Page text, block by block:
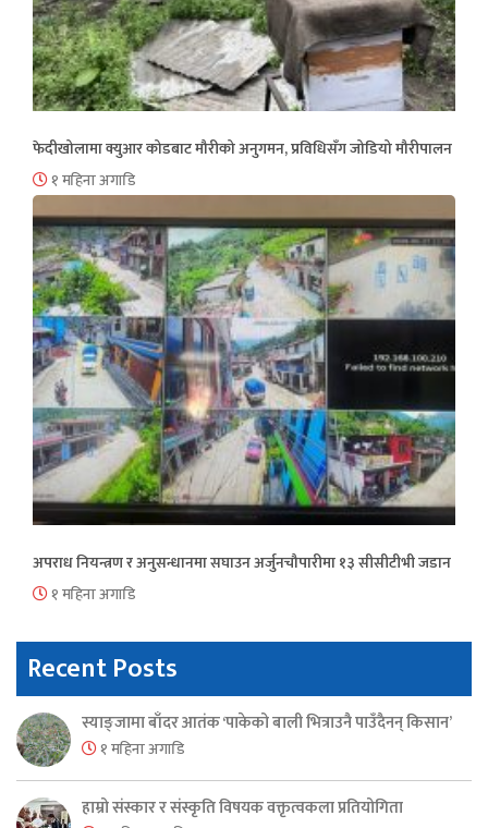
फेदीखोलामा क्युआर कोडबाट मौरीको अनुगमन, प्रविधिसँग जोडियो मौरीपालन
१ महिना अगाडि
अपराध नियन्त्रण र अनुसन्धानमा सघाउन अर्जुनचौपारीमा १३ सीसीटीभी जडान
१ महिना अगाडि
Recent Posts
स्याङ्जामा बाँदर आतंक ‘पाकेको बाली भित्राउनै पाउँदैनन् किसान’
१ महिना अगाडि
हाम्रो संस्कार र संस्कृति विषयक वक्तृत्वकला प्रतियोगिता